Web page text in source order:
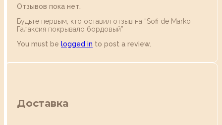
Отзывов пока нет.
Будьте первым, кто оставил отзыв на “Sofi de Marko
Галаксия покрывало бордовый”
You must be logged in to post a review.
Доставка